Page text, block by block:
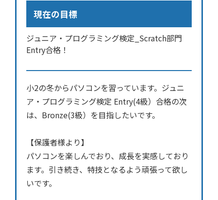
現在の目標
ジュニア・プログラミング検定_Scratch部門
Entry合格！
小2の冬からパソコンを習っています。ジュニ
ア・プログラミング検定 Entry(4級）合格の次
は、Bronze(3級）を目指したいです。
【保護者様より】
パソコンを楽しんでおり、成長を実感しており
ます。引き続き、特技となるよう頑張って欲し
いです。